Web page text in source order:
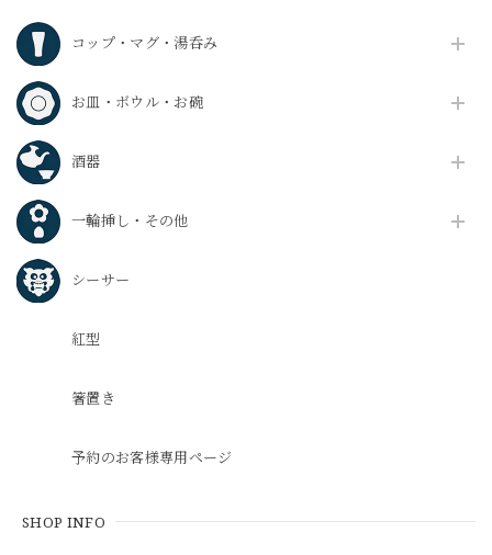
コップ・マグ・湯呑み
お皿・ボウル・お碗
酒器
一輪挿し・その他
シーサー
紅型
箸置き
予約のお客様専用ページ
SHOP INFO